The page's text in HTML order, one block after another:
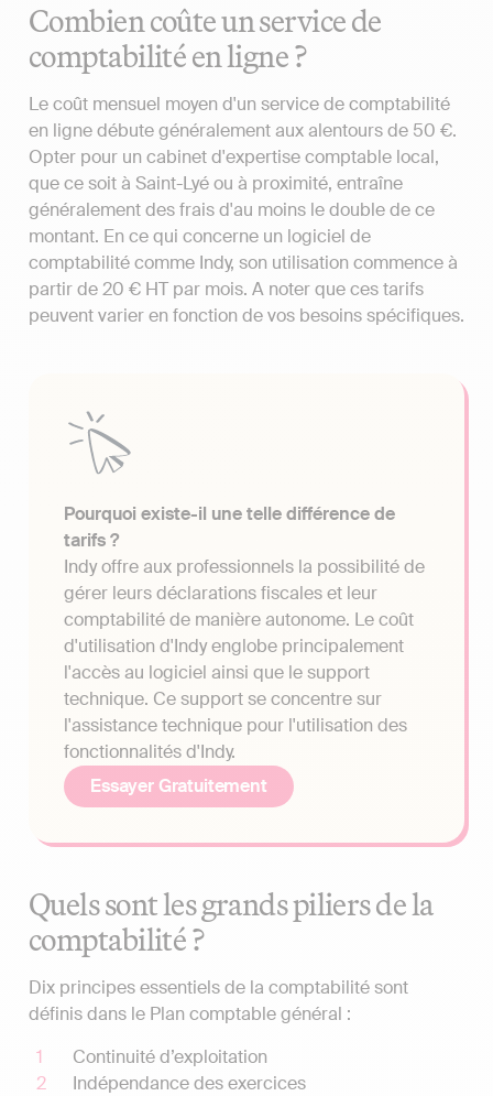
Combien coûte un service de
comptabilité en ligne ?
Le coût mensuel moyen d'un service de comptabilité
en ligne débute généralement aux alentours de 50 €.
Opter pour un cabinet d'expertise comptable local,
que ce soit à Saint-Lyé ou à proximité, entraîne
généralement des frais d'au moins le double de ce
montant. En ce qui concerne un logiciel de
comptabilité comme Indy, son utilisation commence à
partir de 20 € HT par mois. A noter que ces tarifs
peuvent varier en fonction de vos besoins spécifiques.
Pourquoi existe-il une telle différence de
tarifs ?
Indy offre aux professionnels la possibilité de
gérer leurs déclarations fiscales et leur
comptabilité de manière autonome. Le coût
d'utilisation d'Indy englobe principalement
l'accès au logiciel ainsi que le support
technique. Ce support se concentre sur
l'assistance technique pour l'utilisation des
fonctionnalités d'Indy.
Essayer Gratuitement
Quels sont les grands piliers de la
comptabilité ?
Dix principes essentiels de la comptabilité sont
définis dans le Plan comptable général :
Continuité d’exploitation
Indépendance des exercices